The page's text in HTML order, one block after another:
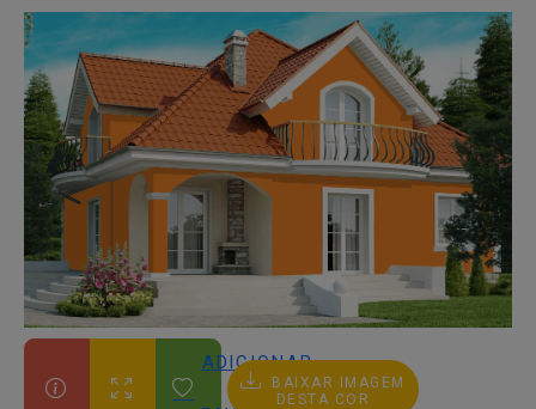
ADICIONAR
AOSBAIXAR IMAGEM
DESTA COR